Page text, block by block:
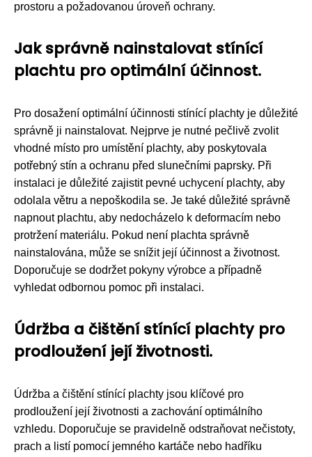
prostoru a požadovanou úroveň ochrany.
Jak správně nainstalovat stínící
plachtu pro optimální účinnost.
Pro dosažení optimální účinnosti stínící plachty je důležité
správně ji nainstalovat. Nejprve je nutné pečlivě zvolit
vhodné místo pro umístění plachty, aby poskytovala
potřebný stín a ochranu před slunečními paprsky. Při
instalaci je důležité zajistit pevné uchycení plachty, aby
odolala větru a nepoškodila se. Je také důležité správně
napnout plachtu, aby nedocházelo k deformacím nebo
protržení materiálu. Pokud není plachta správně
nainstalována, může se snížit její účinnost a životnost.
Doporučuje se dodržet pokyny výrobce a případně
vyhledat odbornou pomoc při instalaci.
Údržba a čištění stínící plachty pro
prodloužení její životnosti.
Údržba a čištění stínící plachty jsou klíčové pro
prodloužení její životnosti a zachování optimálního
vzhledu. Doporučuje se pravidelně odstraňovat nečistoty,
prach a listí pomocí jemného kartáče nebo hadříku